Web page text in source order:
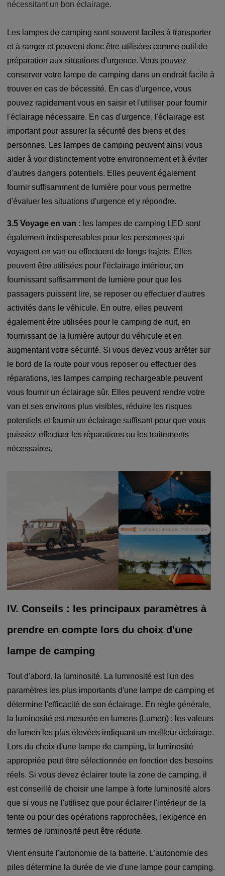
nécessitant un bon éclairage.
Les lampes de camping sont souvent faciles à transporter
et à ranger et peuvent donc être utilisées comme outil de
préparation aux situations d'urgence. Vous pouvez
conserver votre lampe de camping dans un endroit facile à
trouver en cas de bécessité. En cas d'urgence, vous
pouvez rapidement vous en saisir et l'utiliser pour fournir
l'éclairage nécessaire. En cas d'urgence, l'éclairage est
important pour assurer la sécurité des biens et des
personnes. Les lampes de camping peuvent ainsi vous
aider à voir distinctement votre environnement et à éviter
d'autres dangers potentiels. Elles peuvent également
fournir suffisamment de lumière pour vous permettre
d'évaluer les situations d'urgence et y répondre.
3.5 Voyage en van : les lampes de camping LED sont
également indispensables pour les personnes qui
voyagent en van ou effectuent de longs trajets. Elles
peuvent être utilisées pour l'éclairage intérieur, en
fournissant suffisamment de lumière pour que les
passagers puissent lire, se reposer ou effectuer d'autres
activités dans le véhicule. En outre, elles peuvent
également être utilisées pour le camping de nuit, en
fournissant de la lumière autour du véhicule et en
augmentant votre sécurité. Si vous devez vous arrêter sur
le bord de la route pour vous reposer ou effectuer des
réparations, les lampes camping rechargeable peuvent
vous fournir un éclairage sûr. Elles peuvent rendre votre
van et ses environs plus visibles, réduire les risques
potentiels et fournir un éclairage suffisant pour que vous
puissiez effectuer les réparations ou les traitements
nécessaires.
IV. Conseils : les principaux paramètres à
prendre en compte lors du choix d'une
lampe de camping
Tout d'abord, la luminosité. La luminosité est l'un des
paramètres les plus importants d'une lampe de camping et
détermine l'efficacité de son éclairage. En règle générale,
la luminosité est mesurée en lumens (Lumen) ; les valeurs
de lumen les plus élevées indiquant un meilleur éclairage.
Lors du choix d'une lampe de camping, la luminosité
appropriée peut être sélectionnée en fonction des besoins
réels. Si vous devez éclairer toute la zone de camping, il
est conseillé de choisir une lampe à forte luminosité alors
que si vous ne l'utilisez que pour éclairer l'intérieur de la
tente ou pour des opérations rapprochées, l'exigence en
termes de luminosité peut être réduite.
Vient ensuite l'autonomie de la batterie. L'autonomie des
piles détermine la durée de vie d'une lampe pour camping.